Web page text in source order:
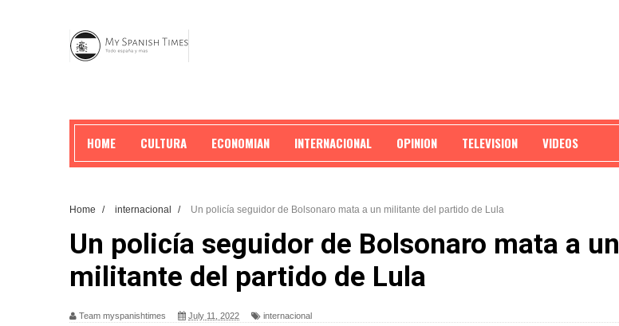
HOME CULTURA ECONOMIAN INTERNACIONAL OPINION TELEVISION VIDEOS
Home / internacional / Un policía seguidor de Bolsonaro mata a un militante del partido de Lula
Un policía seguidor de Bolsonaro mata a un
militante del partido de Lula
Team myspanishtimes July 11, 2022 internacional